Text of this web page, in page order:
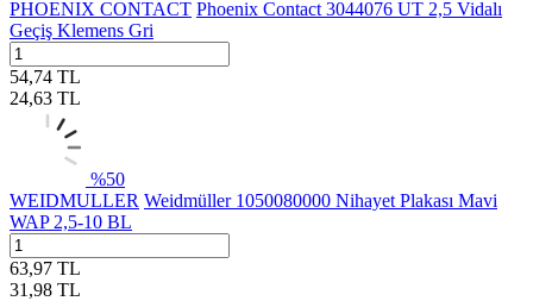
PHOENIX CONTACT Phoenix Contact 3044076 UT 2,5 Vidalı
Geçiş Klemens Gri
54,74 TL
24,63 TL
%50
WEIDMULLER Weidmüller 1050080000 Nihayet Plakası Mavi
WAP 2,5-10 BL
63,97 TL
31,98 TL